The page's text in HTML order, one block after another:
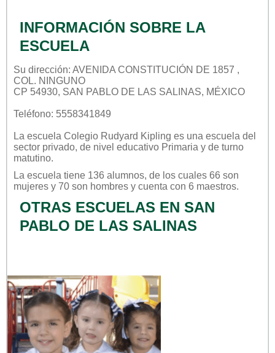
INFORMACIÓN SOBRE LA
ESCUELA
Su dirección: AVENIDA CONSTITUCIÓN DE 1857 ,
COL. NINGUNO
CP 54930, SAN PABLO DE LAS SALINAS, MÉXICO
Teléfono: 5558341849
La escuela Colegio Rudyard Kipling es una escuela del
sector privado, de nivel educativo Primaria y de turno
matutino.
La escuela tiene 136 alumnos, de los cuales 66 son
mujeres y 70 son hombres y cuenta con 6 maestros.
OTRAS ESCUELAS EN SAN
PABLO DE LAS SALINAS